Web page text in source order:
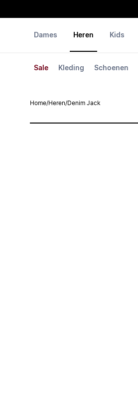
Dames Heren
Sale Kleding Schoenen
Kids
Home/Heren/Denim Jack